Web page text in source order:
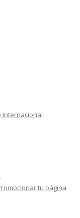
Internacional
tu página